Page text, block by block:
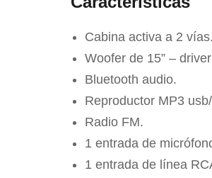
Cabina activa a 2 vías.
Woofer de 15” –
Bluetooth audio.
Reproductor MP3
Radio FM.
1 entrada de
1 entrada de línea